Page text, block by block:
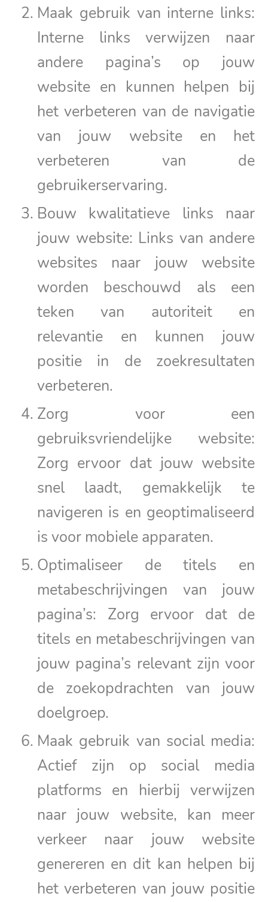
Maak gebruik van interne links:
Interne links verwijzen naar
andere pagina’s op jouw
website en kunnen helpen bij
het verbeteren van de navigatie
van jouw website en het
verbeteren van de
gebruikerservaring.
Bouw kwalitatieve links naar
jouw website: Links van andere
websites naar jouw website
worden beschouwd als een
teken van autoriteit en
relevantie en kunnen jouw
positie in de zoekresultaten
verbeteren.
Zorg voor een
gebruiksvriendelijke website:
Zorg ervoor dat jouw website
snel laadt, gemakkelijk te
navigeren is en geoptimaliseerd
is voor mobiele apparaten.
Optimaliseer de titels en
metabeschrijvingen van jouw
pagina’s: Zorg ervoor dat de
titels en metabeschrijvingen van
jouw pagina’s relevant zijn voor
de zoekopdrachten van jouw
doelgroep.
Maak gebruik van social media:
Actief zijn op social media
platforms en hierbij verwijzen
naar jouw website, kan meer
verkeer naar jouw website
genereren en dit kan helpen bij
het verbeteren van jouw positie